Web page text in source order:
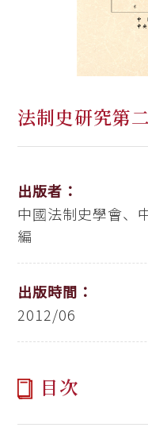
法制史研究第
出版者：
中國法制史學會、
編
出版時間：
2012/06
目次